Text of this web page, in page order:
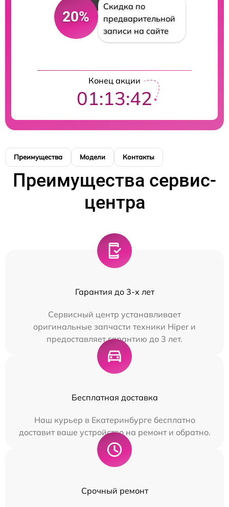
20%
Скидка по
предварительной
записи на сайте
Конец акции
01:13:42
Преимущества Модели Контакты
Преимущества сервис-
центра
Гарантия до 3-х лет
Сервисный центр устанавливает
оригинальные запчасти техники Hiper и
предоставляет гарантию до 3 лет.
Бесплатная доставка
Наш курьер в Екатеринбурге бесплатно
доставит ваше устройство на ремонт и обратно.
Срочный ремонт